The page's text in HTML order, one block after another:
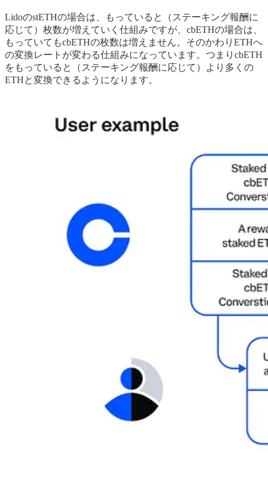
LidoのstETHの場合は、もっていると（ステーキング報酬に
応じて）枚数が増えていく仕組みですが、cbETHの場合は、
もっていてもcbETHの枚数は増えません。そのかわりETHへ
の変換レートが変わる仕組みになっています。つまりcbETH
をもっていると（ステーキング報酬に応じて）より多くの
ETHと変換できるようになります。